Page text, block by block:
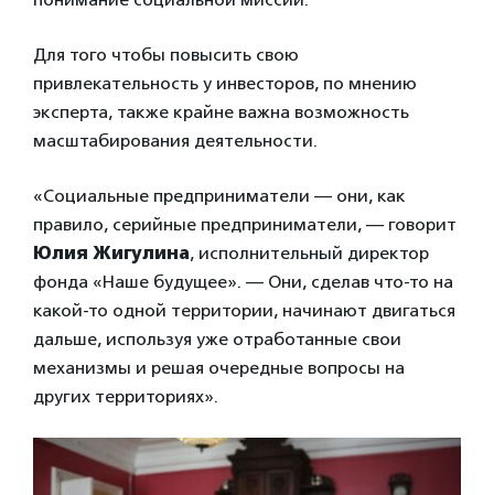
Для того чтобы повысить свою
привлекательность у инвесторов, по мнению
эксперта, также крайне важна возможность
масштабирования деятельности.
«Социальные предприниматели — они, как
правило, серийные предприниматели, — говорит
Юлия Жигулина, исполнительный директор
фонда «Наше будущее». — Они, сделав что-то на
какой-то одной территории, начинают двигаться
дальше, используя уже отработанные свои
механизмы и решая очередные вопросы на
других территориях».